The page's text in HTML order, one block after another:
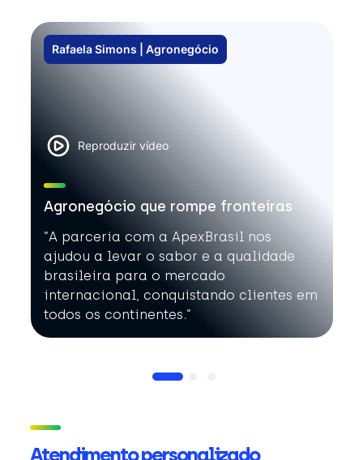
Rafaela Simons | Agronegócio
Reproduzir vídeo
Agronegócio que rompe fronteiras
”A parceria com a ApexBrasil nos
ajudou a levar o sabor e a qualidade
brasileira para o mercado
internacional, conquistando clientes em
todos os continentes.”
Atendimento personalizado